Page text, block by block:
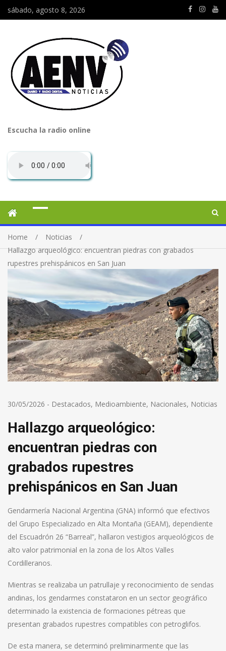
sábado, agosto 8, 2026
Escucha la radio online
Home
Noticias
Hallazgo arqueológico: encuentran piedras con grabados
rupestres prehispánicos en San Juan
30/05/2026 - Destacados, Medioambiente, Nacionales, Noticias
Hallazgo arqueológico:
encuentran piedras con
grabados rupestres
prehispánicos en San Juan
Gendarmería Nacional Argentina (GNA) informó que efectivos
del Grupo Especializado en Alta Montaña (GEAM), dependiente
del Escuadrón 26 “Barreal”, hallaron vestigios arqueológicos de
alto valor patrimonial en la zona de los Altos Valles
Cordilleranos.
Mientras se realizaba un patrullaje y reconocimiento de sendas
andinas, los gendarmes constataron en un sector geográfico
determinado la existencia de formaciones pétreas que
presentan grabados rupestres compatibles con petroglifos.
De esta manera, se determinó preliminarmente que las